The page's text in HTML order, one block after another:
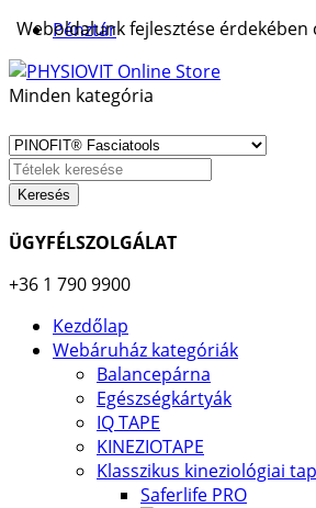
Pénztár
Minden kategória
Keresés
ÜGYFÉLSZOLGÁLAT
+36 1 790 9900
Kezdőlap
Webáruház kategóriák
Balancepárna
Egészségkártyák
IQ TAPE
KINEZIOTAPE
Klasszikus kineziológiai
Saferlife PRO
Weboldalunk fejlesztése